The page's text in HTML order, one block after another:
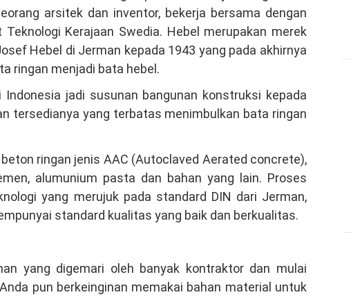
arsitek dan inventor, bekerja bersama dengan
Kerajaan Swedia. Hebel merupakan merek
Hebel di Jerman kepada 1943 yang pada akhirnya
ringan menjadi bata hebel.
jadi susunan bangunan konstruksi kepada
tersedianya yang terbatas menimbulkan bata ringan
ringan jenis AAC (Autoclaved Aerated concrete),
alumunium pasta dan bahan yang lain. Proses
yang merujuk pada standard DIN dari Jerman,
standard kualitas yang baik dan berkualitas.
yang digemari oleh banyak kontraktor dan mulai
pun berkeinginan memakai bahan material untuk